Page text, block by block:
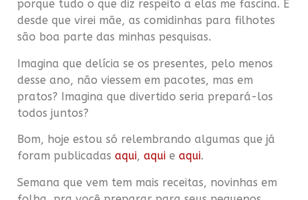
porque tudo o que diz respeito a elas me fascina. E
desde que virei mãe, as comidinhas para filhotes
são boa parte das minhas pesquisas.
Imagina que delícia se os presentes, pelo menos
desse ano, não viessem em pacotes, mas em
pratos? Imagina que divertido seria prepará-los
todos juntos?
Bom, hoje estou só relembrando algumas que já
foram publicadas aqui, aqui e aqui.
Semana que vem tem mais receitas, novinhas em